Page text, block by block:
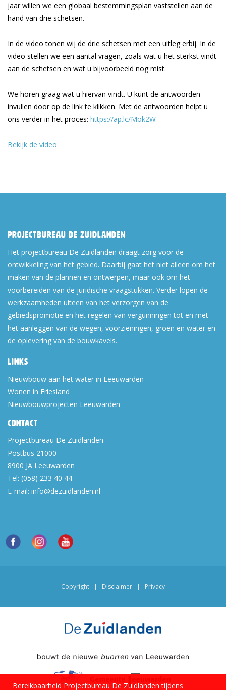
jaar willen we een globaal bestemmingsplan vaststellen aan de
hand van drie schetsen.
In de video tonen wij de drie schetsen met een uitleg erbij. In de
video stellen we een aantal vragen, zoals wat u het sterkst vindt
aan de schetsen en wat u bijvoorbeeld nog mist.
We horen graag wat u hiervan vindt. U kunt de antwoorden
invullen door op de link te klikken. Met de antwoorden helpt u
ons verder in het proces: https://ap.lc/Mok2W
Bekijk de video
Projectbureau De Zuidlanden
Het projectbureau De Zuidlanden draagt zorg voor de
ontwikkeling van het gebied. Daarbij gaat het niet alleen om het
maken van de plannen en ontwerpen, maar ook om het
voorbereiden van de juridische vraagstukken. Verder lopen de
werkzaamheden uiteen van het verzorgen van de
gebiedspromotie en het regelen van vergunningen tot en met
het aanleggen van de wegen, voorzieningen, groen en water en
de oplevering van de bouwkavels.
Links
Nieuwbouw aan het water in Leeuwarden
Wonen in Friesland
Nieuwbouwprojecten Leeuwarden
Contact
Projectbureau De Zuidlanden
Postbus 21000
8900 JA Leeuwarden
Tel: (058) 233 40 44
E-mail: info@dezuidlanden.nl
Copyright | Disclaimer | Privacy
Bereikbaarheid Projectbureau De Zuidlanden tijdens